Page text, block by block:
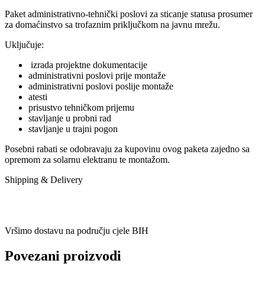
Paket administrativno-tehnički poslovi za sticanje statusa prosumer
za domaćinstvo sa trofaznim priključkom na javnu mrežu.
Uključuje:
izrada projektne dokumentacije
administrativni poslovi prije montaže
administrativni poslovi poslije montaže
atesti
prisustvo tehničkom prijemu
stavljanje u probni rad
stavljanje u trajni pogon
Posebni rabati se odobravaju za kupovinu ovog paketa zajedno sa
opremom za solarnu elektranu te montažom.
Shipping & Delivery
Vršimo dostavu na području cjele BIH
Povezani proizvodi